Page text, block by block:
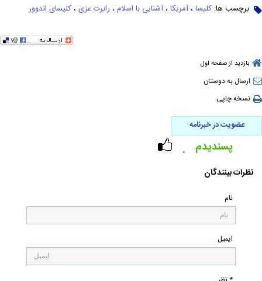
برچسب ها: کلیسا ، آمریکا ، آشنایی با اسلام ، رابرت عزی ، کلیسای اندوور
بازدید از صفحه اول
ارسال به دوستان
نسخه چاپی
عضویت در خبرنامه
۰ پسندیدم
نظرات بینندگان
نام
ایمیل